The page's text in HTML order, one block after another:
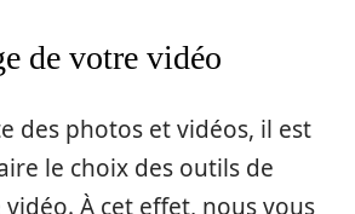
de votre vidéo
des photos et vidéos, il est
le choix des outils de
À cet effet, nous vous